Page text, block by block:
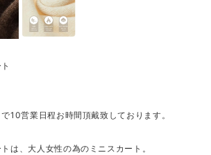
10営業日程お時間頂戴致しております。
は、大人女性の為のミニスカート。